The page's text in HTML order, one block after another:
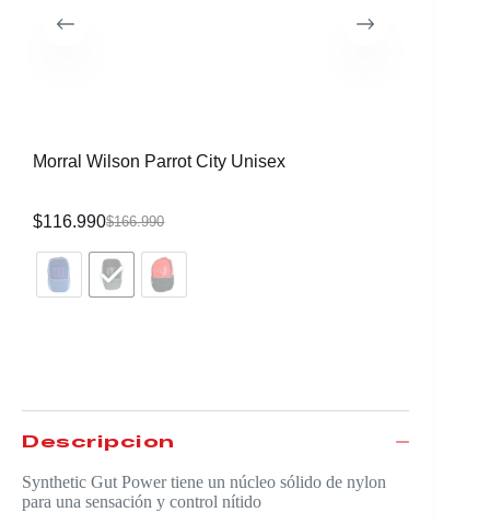
Morral Wilson Parrot City Unisex
$166.990
$116.990
Descripción
Synthetic Gut Power tiene un núcleo sólido de nylon
para una sensación y control nítido